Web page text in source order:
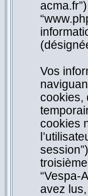
Vos
cookies,
cookies
“Vespa-
avez